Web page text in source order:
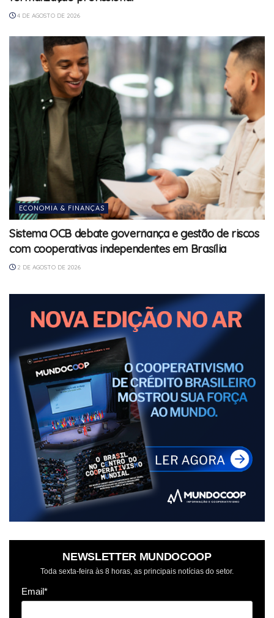
4 DE AGOSTO DE 2026
ECONOMIA & FINANÇAS
Sistema OCB debate governança e gestão de riscos
com cooperativas independentes em Brasília
2 DE AGOSTO DE 2026
NEWSLETTER MUNDOCOOP
Toda sexta-feira às 8 horas, as principais notícias do setor.
Email*